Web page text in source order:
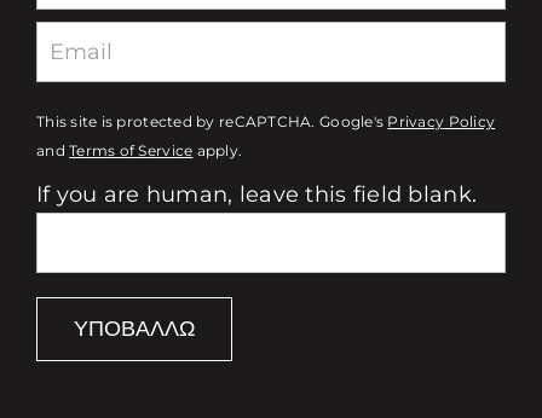
This site is protected by reCAPTCHA. Google's Privacy Policy
andTerms of Service apply.
If you are human, leave this field blank.
ΥΠΟΒΆΛΛΩ